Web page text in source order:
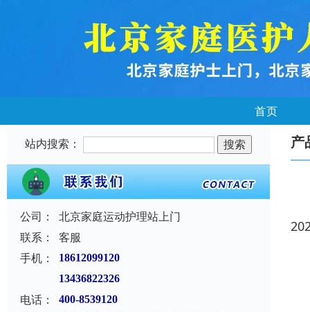
首页
站内搜索：
公司：
北京家庭运动护理站上门
联系：
客服
手机：
18612099120
13436822326
电话： 400-8539120
产